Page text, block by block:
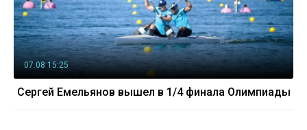
07.08 15:25
Сергей Емельянов вышел в 1/4 финала Олимпиады